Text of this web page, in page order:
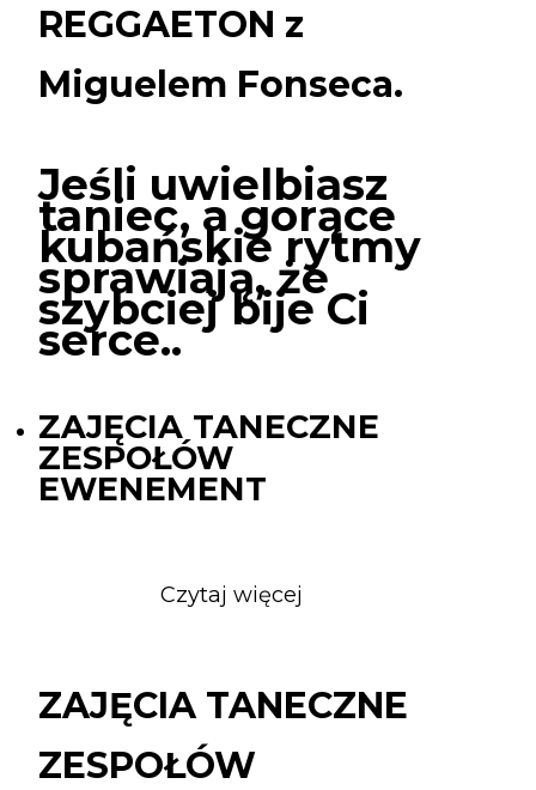
REGGAETON z
Miguelem Fonseca.
Jeśli uwielbiasz
taniec, a gorące
kubańskie rytmy
sprawiają, że
szybciej bije Ci
serce..
ZAJĘCIA TANECZNE
ZESPOŁÓW
EWENEMENT
Czytaj więcej
ZESPOŁÓW
EWENEMENT
ZAJĘCIA TANECZNE
ZESPOŁÓW